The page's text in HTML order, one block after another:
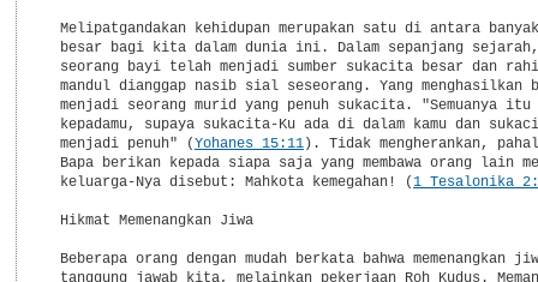
Melipatgandakan kehidupan merupakan satu di antara
besar bagi kita dalam dunia ini. Dalam sepanjang
seorang bayi telah menjadi sumber sukacita besar dan
mandul dianggap nasib sial seseorang. Yang menghasilkan
menjadi seorang murid yang penuh sukacita. "Semuanya itu
kepadamu, supaya sukacita-Ku ada di dalam kamu dan
  menjadi penuh" (
Yohanes 15:11). Tidak mengherankan,
Bapa berikan kepada siapa saja yang membawa orang lain
  keluarga-Nya disebut: Mahkota kemegahan! (
1 Tesalonika
  Hikmat Memenangkan Jiwa
Beberapa orang dengan mudah berkata bahwa memenangkan
tanggung jawab kita, melainkan pekerjaan Roh Kudus.